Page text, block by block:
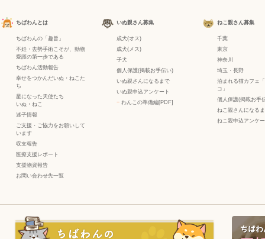
ちばわんとは
ちばわんの「趣旨」
不妊・去勢手術こそが、動物
愛護の第一歩である
ちばわん活動報告
幸せをつかんだいぬ・ねこた
ち
星になった天使たち
いぬ ・ ねこ
迷子情報
ご支援・ご協力をお願いして
います
収支報告
医療支援レポート
支援物資報告
お問い合わせ先一覧
いぬ親さん募集
成犬(オス)
成犬(メス)
子犬
個人保護(掲載お手伝い)
いぬ親さんになるまで
いぬ親申込アンケート
− わんこの準備編[PDF]
ねこ親さん募集
千葉
東京
神奈川
埼玉・長野
泊まれる猫カフェ
コ」
個人保護(掲載お手
ねこ親さんになる
ねこ親申込アンケ